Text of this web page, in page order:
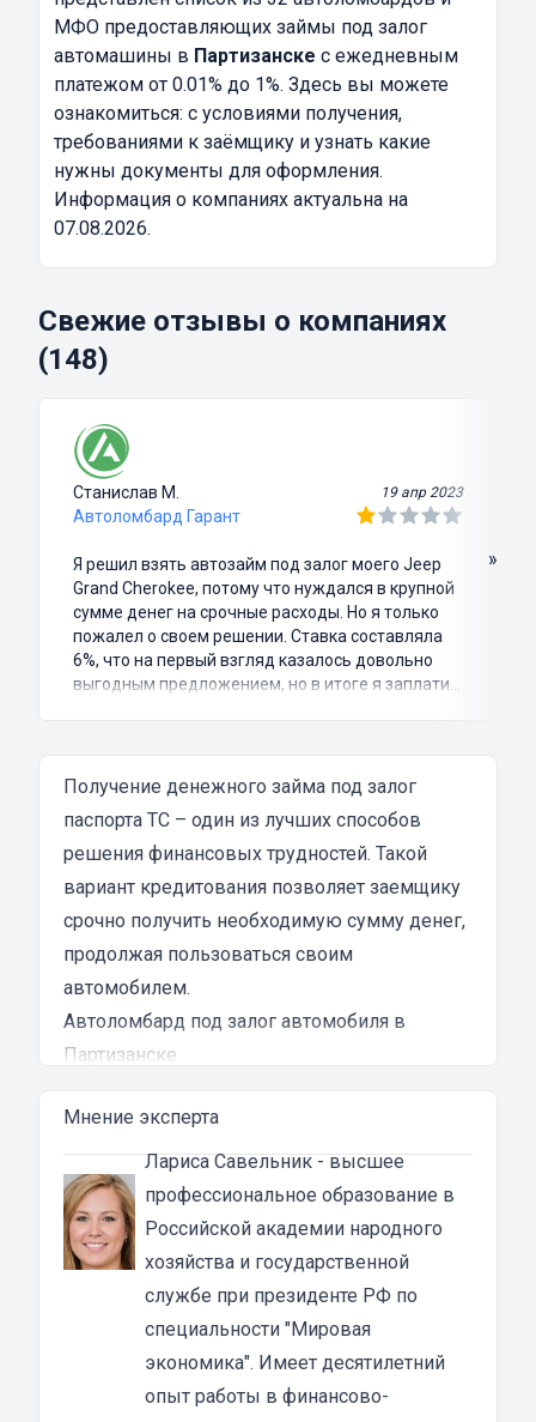
МФО предоставляющих займы под залог
автомашины в Партизанске с ежедневным
платежом от 0.01% до 1%. Здесь вы можете
ознакомиться: с условиями получения,
требованиями к заёмщику и узнать какие
нужны документы для оформления.
Информация о компаниях актуальна на
07.08.2026.
Свежие отзывы о компаниях
(148)
Станислав М. 19 апр 2023
Автоломбард Гарант
Я решил взять автозайм под залог моего Jeep
Grand Cherokee, потому что нуждался в крупной
сумме денег на срочные расходы. Но я только
пожалел о своем решении. Ставка составляла
6%, что на первый взгляд казалось довольно
выгодным предложением, но в итоге я заплатил
затянутым и занял много времени и усилий.
Никакого профессионализма и
Разочарование и раздражение - это все, что я
испытал в результате этого кредита...
»
Получение денежного займа под залог
паспорта ТС – один из лучших способов
решения финансовых трудностей. Такой
вариант кредитования позволяет заемщику
срочно получить необходимую сумму денег,
продолжая пользоваться своим
автомобилем.
Автоломбард под залог автомобиля в
Партизанске
Автоломбард представляет собой кредитное
учреждение, которое выдает денежные
ссуды под залог паспорта ТС или самого
автомобиля. В роли актива в таком
ломбарде выступает автомашина. Сумма
автозайма зависит от марки, модели и
возраста автотранспорта. В каждом случае
она устанавливается индивидуально после
осмотра машины оценщиком и зависит от
вида кредита:
Мнение эксперта
Лариса Савельник- высшее
профессиональное образование в
Российской академии народного
хозяйства и государственной
службе при президенте РФ по
специальности "Мировая
экономика". Имеет десятилетний
опыт работы в финансово-